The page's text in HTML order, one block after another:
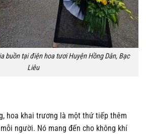
buồn tại điện hoa tươi Huyện Hồng Dân, Bạc
Liêu
hoa khai trương là một thứ tiếp thêm
người. Nó mang đến cho không khí